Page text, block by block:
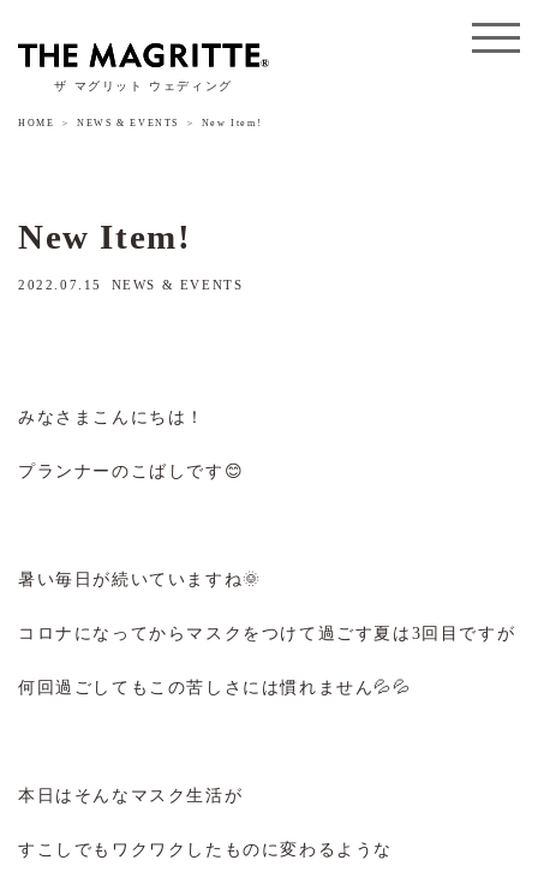
ザ マグリット ウェディング
HOME NEWS & EVENTS New Item!
New Item!
2022.07.15 NEWS & EVENTS
みなさまこんにちは！
プランナーのこばしです😊
暑い毎日が続いていますね🌞
コロナになってからマスクをつけて過ごす夏は3回目ですが
何回過ごしてもこの苦しさには慣れません💦💦
本日はそんなマスク生活が
すこしでもワクワクしたものに変わるような